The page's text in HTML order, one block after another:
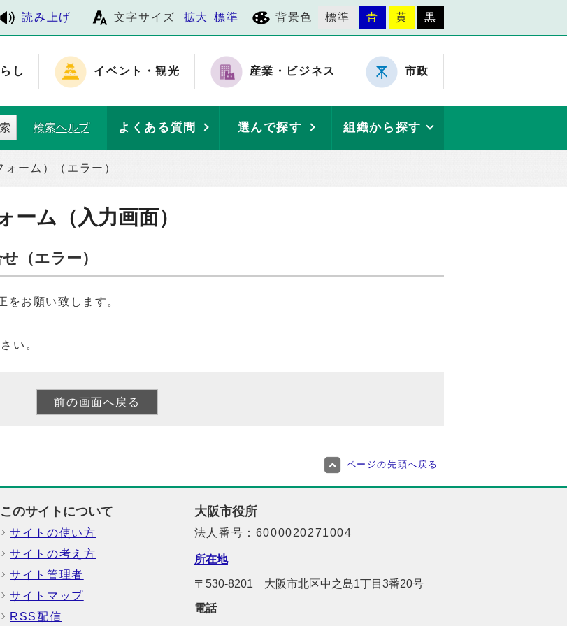
読み上げ 文字サイズ 拡大 標準 背景色 標準 青 黄 黒
し イベント・観光 産業・ビジネス 市政
検索ヘルプ よくある質問 選んで探す 組織から探す
ーム）（エラー）
ーム（入力画面）
（エラー）
をお願い致します。
い。
ページの先頭へ戻る
このサイトについて
サイトの使い方
サイトの考え方
サイト管理者
サイトマップ
RSS配信
大阪市役所
法人番号：6000020271004
所在地
〒530-8201 大阪市北区中之島1丁目3番20号
電話